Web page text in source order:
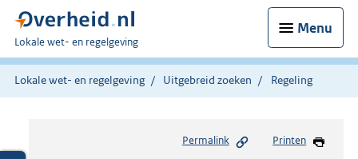
Menu
U
bent
hier:
Lokale wet- en regelgeving
Lokale wet- en regelgeving Uitgebreid zoeken Regeling
Permalink Printen